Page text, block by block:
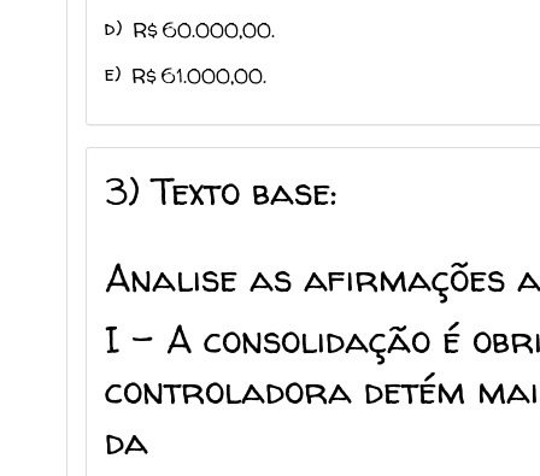
d) R$ 60.000,00.
e) R$ 61.000,00.
3)Texto base:
Analise as afirmações
I – A consolidação é
controladora detém
da